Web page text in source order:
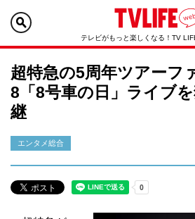
テレビがもっと楽しくなる！TV
超特急の5周年ツアーフ
8「8号車の日」ライブ
継
エンタメ総合